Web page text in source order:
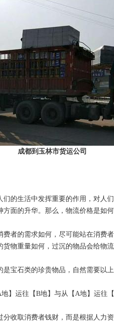
成都到玉林市货运公司
的生活中发挥重要的作用，对人
面的升华。那么，物流价格是如
者的需求如何，尽可能站在消费者
物重量如何，过沉的物品会给物
宝石类的珍贵物品，自然需要以
】运往【B地】与从【A地】运往
收取消费者钱财，而是根据人力